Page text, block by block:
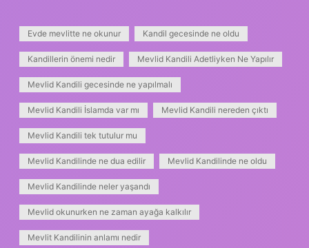
Evde mevlitte ne okunur Kandil gecesinde ne oldu
Kandillerin önemi nedir Mevlid Kandili Adetliyken Ne Yapılır
Mevlid Kandili gecesinde ne yapılmalı
Mevlid Kandili İslamda var mı Mevlid Kandili nereden çıktı
Mevlid Kandili tek tutulur mu
Mevlid Kandilinde ne dua edilir Mevlid Kandilinde ne oldu
Mevlid Kandilinde neler yaşandı
Mevlid okunurken ne zaman ayağa kalkılır
Mevlit Kandilinin anlamı nedir